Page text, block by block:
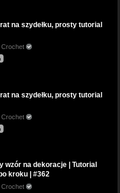
na szydełku, prosty tutorial
Crochet
na szydełku, prosty tutorial
Crochet
wzór na dekoracje | Tutorial
kroku | #362
Crochet